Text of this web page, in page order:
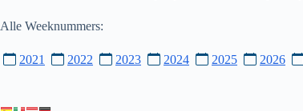
Alle Weeknummers:
2021 2022 2023 2024 2025 2026